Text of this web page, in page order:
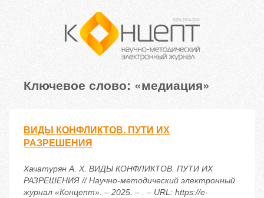
Ключевое слово: «медиация»
ВИДЫ КОНФЛИКТОВ. ПУТИ ИХ
РАЗРЕШЕНИЯ
Хачатурян А. Х. ВИДЫ КОНФЛИКТОВ. ПУТИ ИХ
РАЗРЕШЕНИЯ // Научно-методический электронный
журнал «Концепт». – 2025. – . – URL: https://e-